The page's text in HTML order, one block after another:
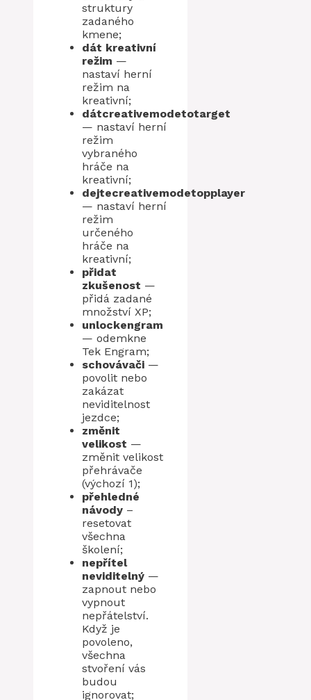
struktury
zadaného
kmene;
dát kreativní
režim —
nastaví herní
režim na
kreativní;
dátcreativemodetotarget
— nastaví herní
režim
vybraného
hráče na
kreativní;
dejtecreativemodetopplayer
— nastaví herní
režim
určeného
hráče na
kreativní;
přidat
zkušenost —
přidá zadané
množství XP;
unlockengram
— odemkne
Tek Engram;
schovávači —
povolit nebo
zakázat
neviditelnost
jezdce;
změnit
velikost —
změnit velikost
přehrávače
(výchozí 1);
přehledné
návody –
resetovat
všechna
školení;
nepřítel
neviditelný —
zapnout nebo
vypnout
nepřátelství.
Když je
povoleno,
všechna
stvoření vás
budou
ignorovat;